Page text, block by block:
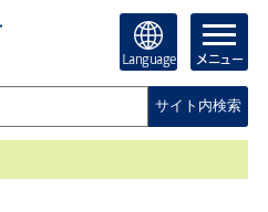
Language メニュー
サイト内検索